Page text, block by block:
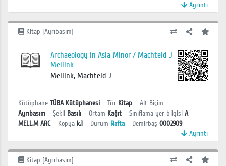
Ayrıntı
Kitap [Ayrıbasım]
Archaeology in Asia Minor / Machteld J
Mellink
Mellink, Machteld J
Kütüphane TÜBA Kütüphanesi Tür Kitap
Alt Biçim
Ayrıbasım
Şekil Basılı Ortam Kağıt Sınıflama yer bilgisi A
MELL.M ARC
Kopya k.1 Durum Rafta Demirbaş 0002909
Ayrıntı
Kitap [Ayrıbasım]